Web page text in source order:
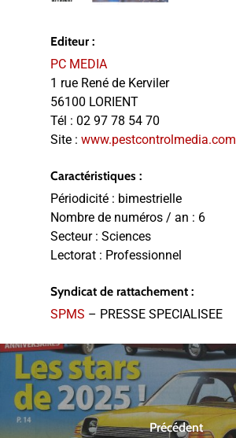
Editeur :
PC MEDIA
1 rue René de Kerviler
56100 LORIENT
Tél : 02 97 78 54 70
Site : www.pestcontrolmedia.com
Caractéristiques :
Périodicité : bimestrielle
Nombre de numéros / an : 6
Secteur : Sciences
Lectorat : Professionnel
Syndicat de rattachement :
SPMS – PRESSE SPECIALISEE
Précédent